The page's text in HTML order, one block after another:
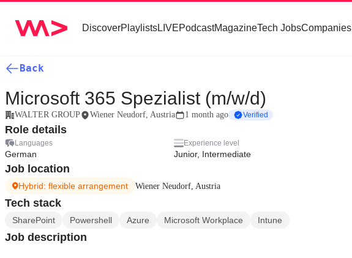
DiscoverPlaylistsLIVEPodcastMagazineTech JobsCompanies
Back
Microsoft 365 Spezialist (m/w/d)
WALTER GROUP Wiener Neudorf, Austria 1 month ago Verified
Role details
Languages
German
Experience level
Junior, Intermediate
Job location
Hybrid: flexible arrangement Wiener Neudorf, Austria
Tech stack
SharePoint Powershell Azure Microsoft Workplace Intune
Job description